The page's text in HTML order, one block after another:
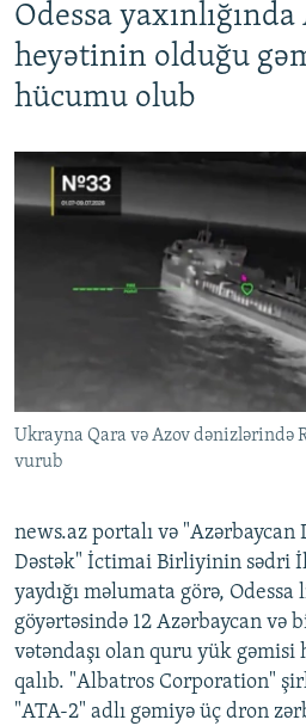
Odessa
heyətinin olduğu
hücumu olub
Ukrayna Qara və Azov dənizlərində
vurub
news.az portalı və "Azərbaycan
Dəstək" İctimai Birliyinin sədri
yaydığı məlumata görə, Odessa
göyərtəsində 12 Azərbaycan və
vətəndaşı olan quru yük gəmisi
qalıb. "Albatros Corporation"
"ATA-2" adlı gəmiyə üç dron